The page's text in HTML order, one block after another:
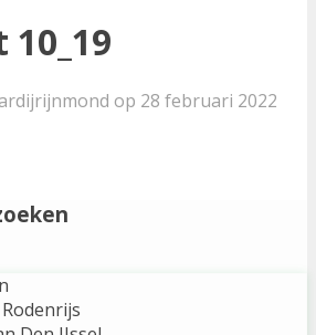
op 28 februari 2022